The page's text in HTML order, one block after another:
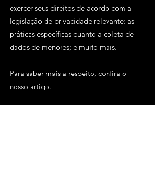
exercer seus direitos de acordo com a
legislação de privacidade relevante; as
práticas específicas quanto a coleta de
dados de menores; e muito mais.
Para saber mais a respeito, confira o
nosso artigo.